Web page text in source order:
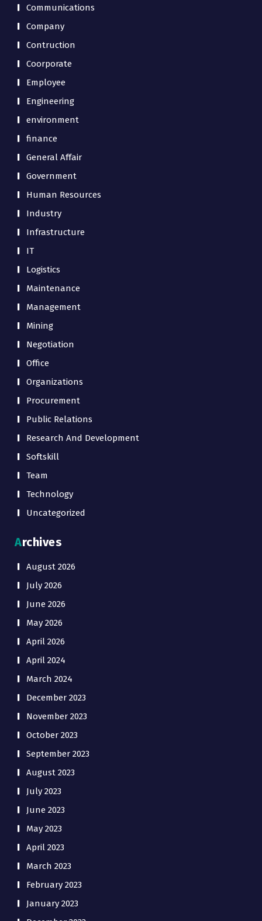
Communications
Company
Contruction
Coorporate
Employee
Engineering
environment
finance
General Affair
Government
Human Resources
Industry
Infrastructure
IT
Logistics
Maintenance
Management
Mining
Negotiation
Office
Organizations
Procurement
Public Relations
Research And Development
Softskill
Team
Technology
Uncategorized
Archives
August 2026
July 2026
June 2026
May 2026
April 2026
April 2024
March 2024
December 2023
November 2023
October 2023
September 2023
August 2023
July 2023
June 2023
May 2023
April 2023
March 2023
February 2023
January 2023